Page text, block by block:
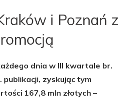
i Poznań z
dnia w III kwartale br.
publikacji, zyskując tym
167,8 mln złotych –